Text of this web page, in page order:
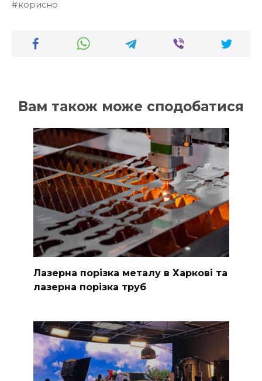
корисно
Вам також може сподобатися
Лазерна порізка металу в Харкові та
лазерна порізка труб